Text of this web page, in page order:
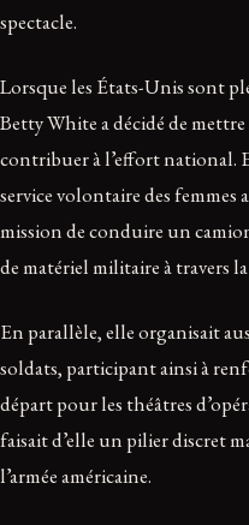
spectacle.
Lorsque les États-Unis sont
Betty White a décidé de
contribuer à l’effort national.
service volontaire des femmes
mission de conduire un
de matériel militaire à travers
En parallèle, elle organisait
soldats, participant ainsi à
départ pour les théâtres
faisait d’elle un pilier discret
l’armée américaine.